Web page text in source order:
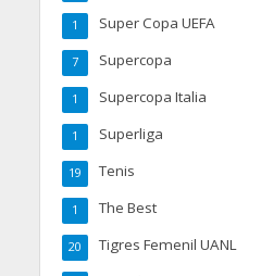
Super Copa UEFA
1
Supercopa
7
Supercopa Italia
1
Superliga
1
Tenis
19
The Best
1
Tigres Femenil UANL
20